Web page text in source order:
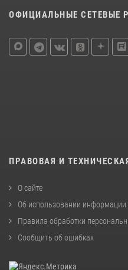
ОФИЦИАЛЬНЫЕ СЕТЕВЫЕ
ПРАВОВАЯ И
О сайте
Об использовании информации
Правила обработки
Сообщить об ошибках